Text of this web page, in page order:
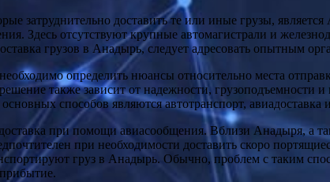
затруднительно доставить те или иные грузы,
Здесь отсутствуют крупные автомагистрали и
грузов в Анадырь, следует адресовать опытным
определить нюансы относительно места
также зависит от надежности,
способов являются автотранспорт, авиадоставка
при помощи авиасообщения. Вблизи Анадыря, а
при необходимости доставить скоро
груз в Анадырь. Обычно, проблем с таким